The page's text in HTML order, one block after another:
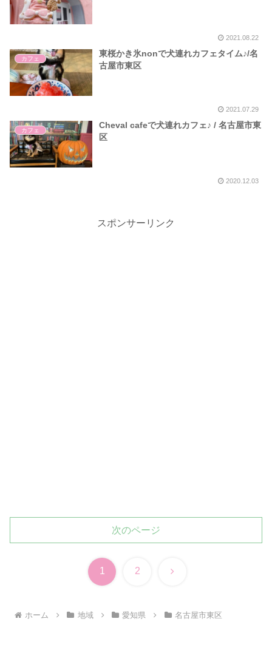
2021.08.22
カフェ
東桜かき氷nonで犬連れカフェタイム♪/名
古屋市東区
2021.07.29
カフェ
Cheval cafeで犬連れカフェ♪ / 名古屋市東
区
2020.12.03
スポンサーリンク
次のページ
1 2 次
ホーム 地域 愛知県 名古屋市東区